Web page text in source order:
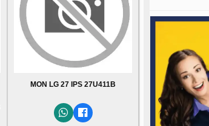
MON LG 27 IPS 27U411B